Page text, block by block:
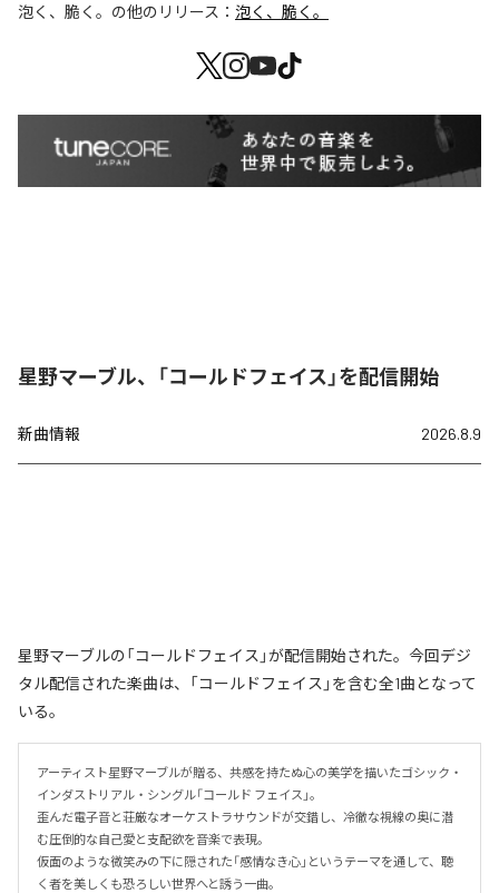
泡く、脆く。 の他のリリース： 泡く、脆く。
星野マーブル、「コールドフェイス」を配信開始
新曲情報 2026.8.9
星野マーブルの「コールドフェイス」が配信開始された。今回デジ
タル配信された楽曲は、「コールドフェイス」を含む全1曲となって
いる。
アーティスト星野マーブルが贈る、共感を持たぬ心の美学を描いたゴシック・
インダストリアル・シングル「コールド フェイス」。
歪んだ電子音と荘厳なオーケストラサウンドが交錯し、冷徹な視線の奥に潜
む圧倒的な自己愛と支配欲を音楽で表現。
仮面のような微笑みの下に隠された「感情なき心」というテーマを通して、聴
く者を美しくも恐ろしい世界へと誘う一曲。